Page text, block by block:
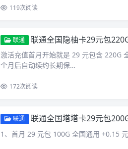
119次阅读
联通 联通全国隐柚卡29元包
激活充值首月开始就是 29 元包含 220G
个月后自动续约长期保…
172次阅读
联通 联通全国塔塔卡29元包
1、首月 29 元包 100G 全国通用 +0.15